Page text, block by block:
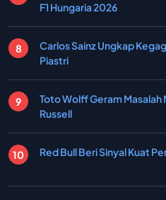
F1 Hungaria 2026
Carlos Sainz Ungkap
Piastri
Toto Wolff Geram
Russell
Red Bull Beri Sinyal Kuat